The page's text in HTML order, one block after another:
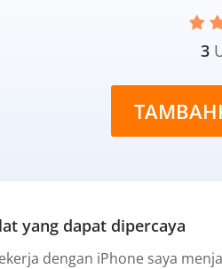
3
yang dapat dipercaya
dengan iPhone saya